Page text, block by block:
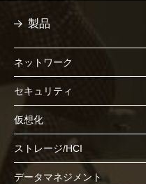
製品
ネットワーク
セキュリティ
仮想化
ストレージ/HCI
データマネジメント